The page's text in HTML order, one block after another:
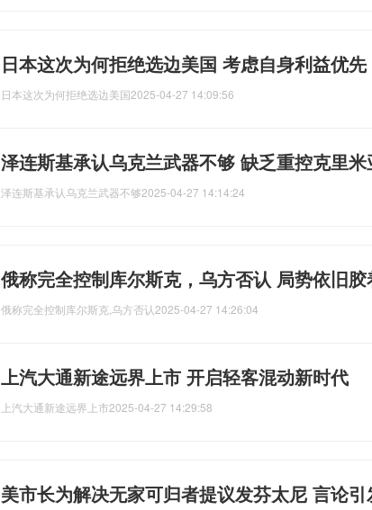
日本这次为何拒绝选边美国 考虑自身利益优先
日本这次为何拒绝选边美国2025-04-27 14:09:56
泽连斯基承认乌克兰武器不够 缺乏重控克里
泽连斯基承认乌克兰武器不够2025-04-27 14:14:24
俄称完全控制库尔斯克，乌方否认 局势依旧胶
俄称完全控制库尔斯克,乌方否认2025-04-27 14:26:04
上汽大通新途远界上市 开启轻客混动新时代
上汽大通新途远界上市2025-04-27 14:29:58
美市长为解决无家可归者提议发芬太尼 言论